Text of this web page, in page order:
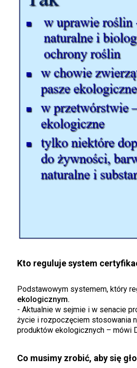
Kto reguluje system
Podstawowym systemem, który
ekologicznym.
- Aktualnie w sejmie i w senacie
życie i rozpoczęciem stosowania
produktów ekologicznych – mówi
Co musimy zrobić, aby się